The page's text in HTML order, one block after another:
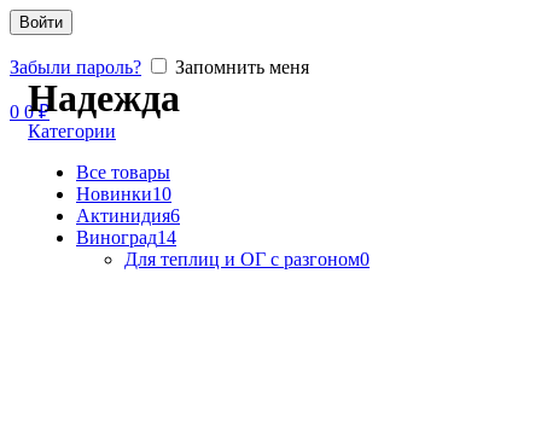
Войти
Забыли пароль? Запомнить меня
0 0₽
Надежда
Категории
Все товары
Новинки10
Актинидия6
Виноград14
Для теплиц и ОГ с разгоном0